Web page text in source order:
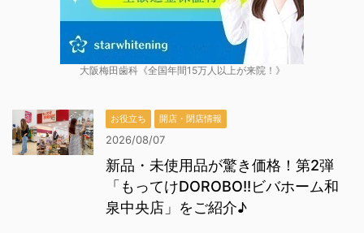
大阪梅田歯科《全国年間15万人以上が来院！》
お役立ち 開店・閉店情報
2026/08/07
新品・未使用品が驚き価格！第2弾
「もってけDOROBO!!ビバホーム和
泉中央店」をご紹介♪